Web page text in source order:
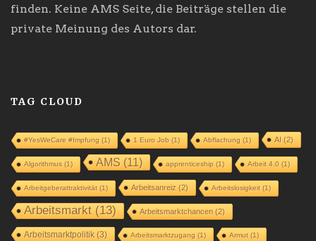
finden. Keine AMS Seite, die Beiträge stellen die
private Meinung des Autors dar.
TAG CLOUD
#YesWeCare #Impfung (1) 1 Euro Job (1) Abflachung (1) AI (2)
Algorithmus(1) AMS (11) apprenticeship (1) Arbeit 4.0 (1)
Arbeitgeberattraktivität(1) Arbeitsanreiz (2) Arbeitslosigkeit(1)
Arbeitsmarkt(13) Arbeitsmarktchancen (2)
Arbeitsmarktpolitik(3) Arbeitsmarktzugang (1) Armut(1)